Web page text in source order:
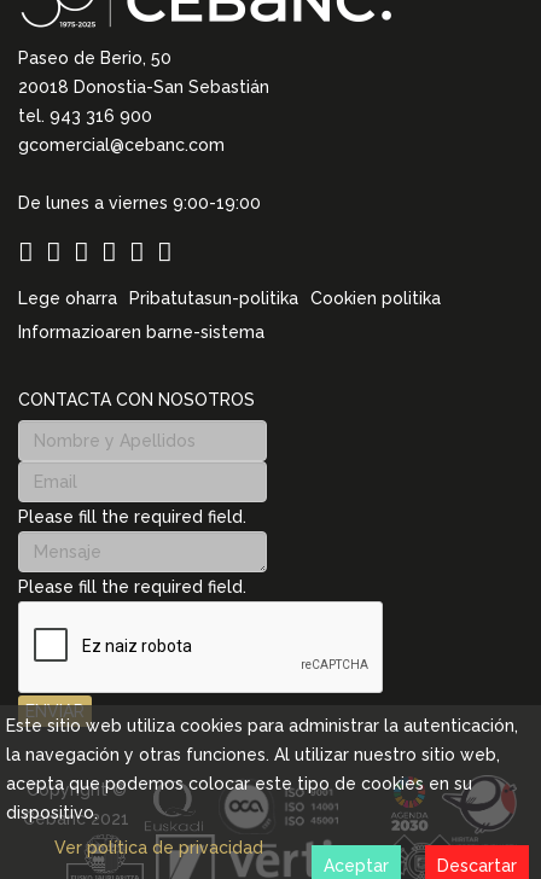
Paseo de Berio, 50
20018 Donostia-San Sebastián
tel. 943 316 900
gcomercial@cebanc.com
De lunes a viernes 9:00-19:00
Lege oharra Pribatutasun-politika
Cookien politika
Informazioaren barne-sistema
CONTACTA CON NOSOTROS
Please fill the required field.
Please fill the required field.
ENVIAR
Copyright ©
Cebanc 2021
Este sitio web utiliza cookies para administrar la autenticación,
la navegación y otras funciones. Al utilizar nuestro sitio web,
acepta que podemos colocar este tipo de cookies en su
dispositivo.
Ver política de privacidad
Descartar
Aceptar